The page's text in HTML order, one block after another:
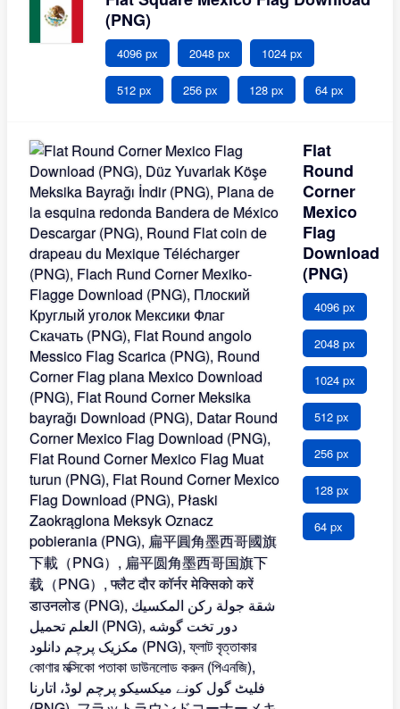
(PNG)
4096 px 2048 px 1024 px
512 px 256 px 128 px 64 px
Flat
Round
Corner
Mexico
Flag
Download
(PNG)
4096 px
2048 px
1024 px
512 px
256 px
128 px
64 px